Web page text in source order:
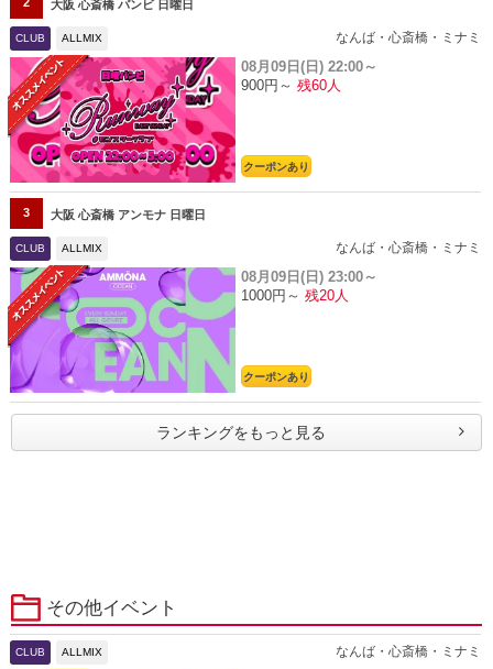
大阪 心斎橋 バンビ 日曜日
CLUB ALLMIX なんば・心斎橋・ミナミ
08月09日(日) 22:00～
900円～ 残60人
クーポンあり
3 大阪 心斎橋 アンモナ 日曜日
CLUB ALLMIX なんば・心斎橋・ミナミ
08月09日(日) 23:00～
1000円～ 残20人
クーポンあり
ランキングをもっと見る
その他イベント
CLUB ALLMIX
なんば・心斎橋・ミナミ